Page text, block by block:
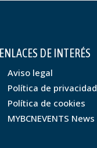
ENLACES DE INTERÉS
Aviso legal
Política de privacidad
Política de cookies
MYBCNEVENTS News